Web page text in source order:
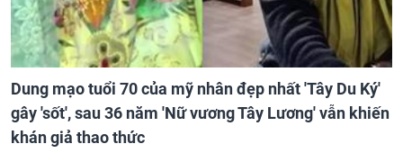
Dung mạo tuổi 70 của mỹ nhân đẹp nhất 'Tây Du Ký'
gây 'sốt', sau 36 năm 'Nữ vương Tây Lương' vẫn khiến
khán giả thao thức